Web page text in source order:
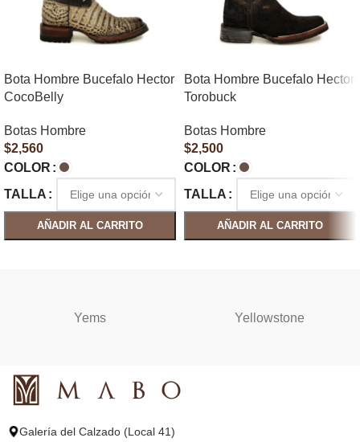
Bota Hombre Bucefalo Hector
CocoBelly
Botas Hombre
$2,560
COLOR
TALLA
AÑADIR AL CARRITO
Bota Hombre Bucefalo Hector
Torobuck
Botas Hombre
$2,500
COLOR
TALLA
AÑADIR AL CARRITO
Yems Yellowstone
Galería del Calzado (Local 41)